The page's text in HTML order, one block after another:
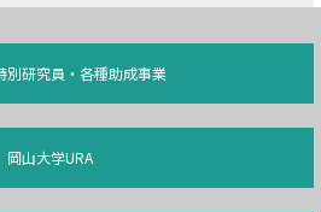
別研究員・各種助成事業
岡山大学URA